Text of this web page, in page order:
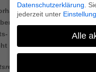
der
wenig Beachtung. Am
und Betreuungsrechts
übersetzt zu werden. Ein
Mehr Mitsprache
Datenschutzerklärung
jederzeit unter
Alle